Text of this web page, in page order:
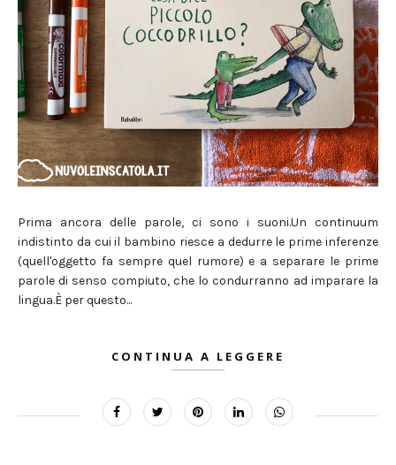
Prima ancora delle parole, ci sono i suoni.Un continuum
indistinto da cui il bambino riesce a dedurre le prime inferenze
(quell'oggetto fa sempre quel rumore) e a separare le prime
parole di senso compiuto, che lo condurranno ad imparare la
lingua.È per questo...
CONTINUA A LEGGERE